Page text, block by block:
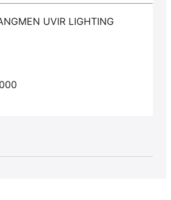
UVIR LIGHTING